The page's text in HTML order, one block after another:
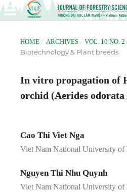
HOME / ARCHIVES / VOL. 10 NO. 2
Biotechnology & Plant breeds
In vitro propagation of
orchid (Aerides
Cao Thi Viet Nga
Viet Nam National University of
Nguyen Thi Nhu Quynh
Viet Nam National University of